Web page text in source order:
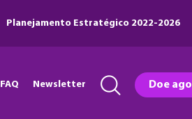
Planejamento Estratégico 2022-2026
FAQ Newsletter Doe